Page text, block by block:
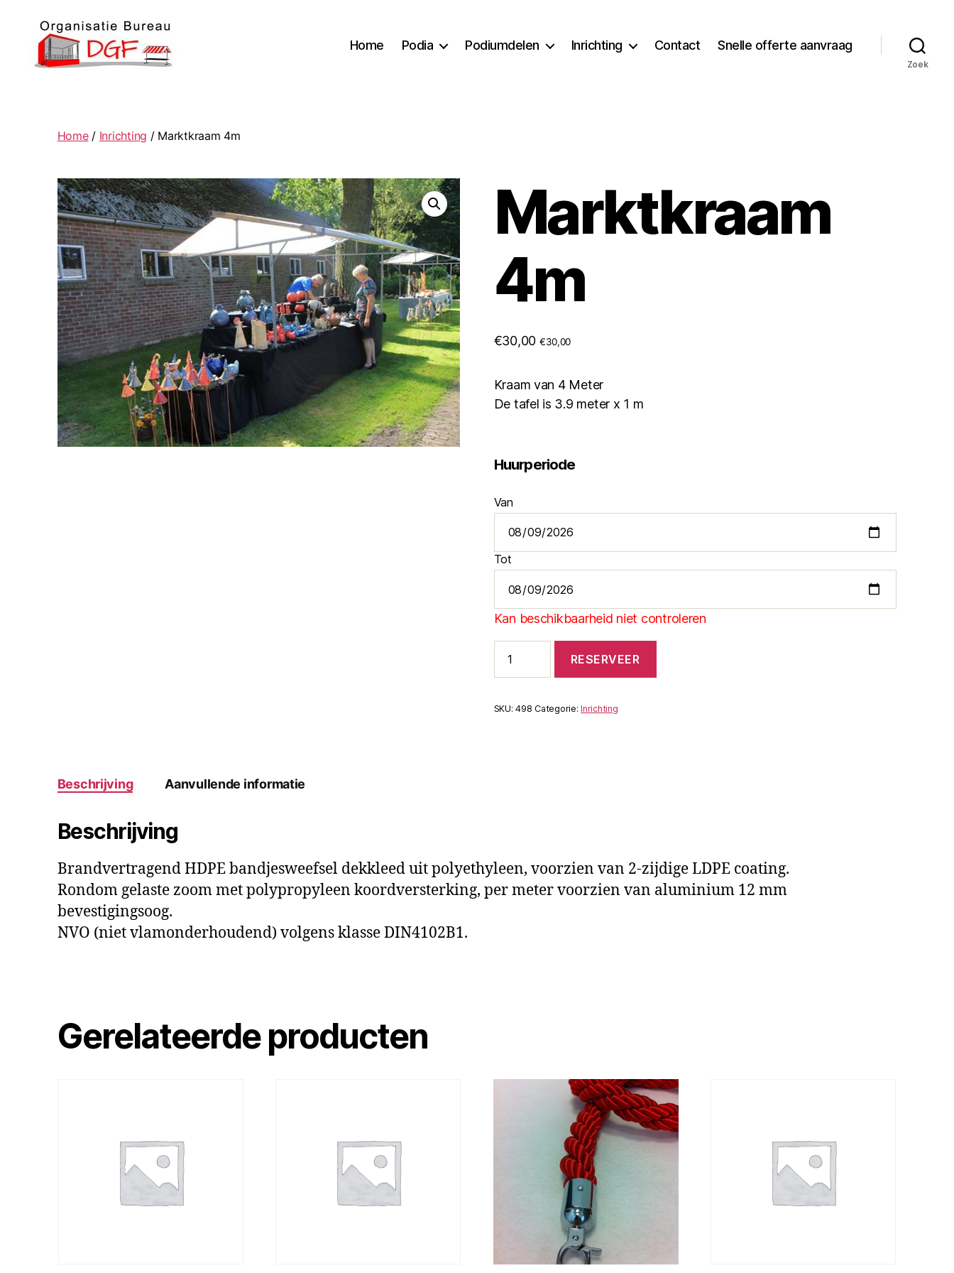
Home Podia Podiumdelen Inrichting Contact Snelle offerte aanvraag
Zoek
Home/ Inrichting / Marktkraam 4m
Marktkraam
4m
€30,00 €30,00
Kraam van 4 Meter
De tafel is 3.9 meter x 1 m
Huurperiode
Van
Tot
Kan beschikbaarheid niet controleren
4m
aantal
RESERVEER
SKU:498 Categorie:Inrichting
Beschrijving Aanvullende informatie
Beschrijving
Brandvertragend HDPE bandjesweefsel dekkleed uit polyethyleen, voorzien van 2-zijdige LDPE coating.
Rondom gelaste zoom met polypropyleen koordversterking, per meter voorzien van aluminium 12 mm
bevestigingsoog.
NVO (niet vlamonderhoudend) volgens klasse DIN4102B1.
Gerelateerde producten